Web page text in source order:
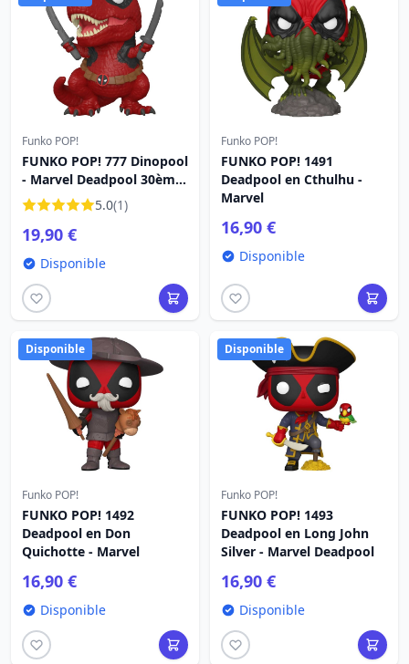
Funko POP!
FUNKO POP! 777 Dinopool
- Marvel Deadpool 30ème
Anniversaire5.0(1)
19,90 €
Disponible
Funko POP!
FUNKO POP! 1491
Deadpool en Cthulhu -
Marvel
16,90 €
Disponible
Disponible
Funko POP!
FUNKO POP! 1492
Deadpool en Don
Quichotte - Marvel
16,90 €
Disponible
Disponible
Funko POP!
FUNKO POP! 1493
Deadpool en Long John
Silver - Marvel Deadpool
16,90 €
Disponible